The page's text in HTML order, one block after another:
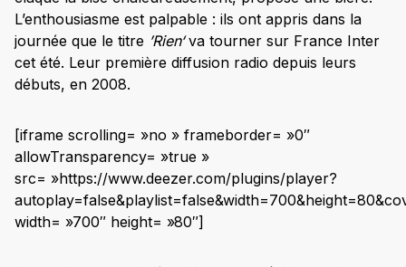
Ce qui vous intéresse le plus, c’est l’intime ?
Il y a une évolution nette entre cet EP et ce que
vous avez fait auparavant. Ca s’est fait
naturellement ?
‘Novembre’ : « On s’aime, on vit, à travers nos
écrans » , qu’est-ce que vous voulez dire par-là ?
Vous draguez sur Internet ?
Pourquoi êtes-vous beaucoup présents sur les
réseaux sociaux ?
L’enthousiasme est palpable : ils ont appris dans la
journée que le titre ’Rien‘va tourner sur France Inter
cet été. Leur première diffusion radio depuis leurs
débuts, en 2008.
[iframe scrolling= »no » frameborder= »0″
allowTransparency= »true »
src= »https://www.deezer.com/plugins/player?
width= »700″ height= »80″]